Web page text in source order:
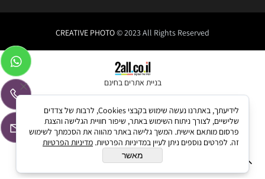
CREATIVE PHOTO© 2023 All Rights Reserved
בניית אתרים בחינם
לידיעתך, באתרנו נעשה שימוש בקבצי Cookies, לרבות של צדדים
שלישיים, לצורך ניתוח השימוש באתר, שיפור חוויית הגלישה והצגת
פרסום מותאם אישית. המשך גלישה באתר מהווה את הסכמתך לשימוש
זה. לפרטים נוספים ניתן לעיין במדיניות הפרטיות. מדיניות הפרטיות
מאשר